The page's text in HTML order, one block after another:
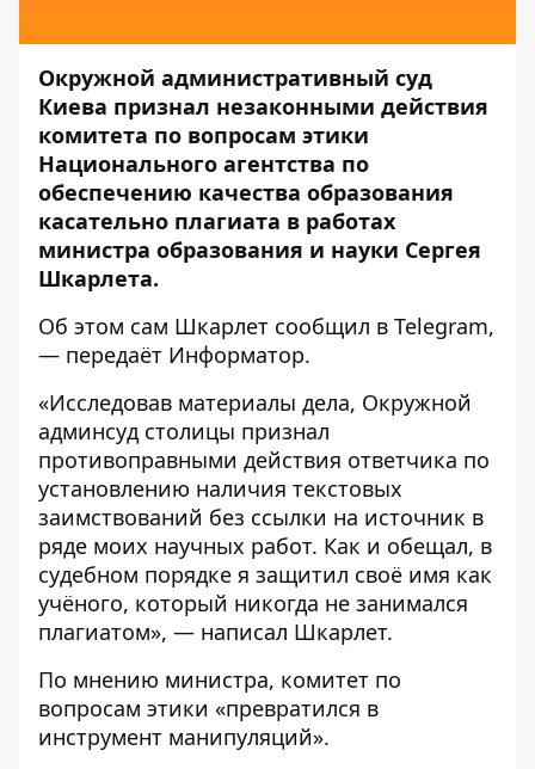
Окружной административный суд
Киева признал незаконными действия
комитета по вопросам этики
Национального агентства по
обеспечению качества образования
касательно плагиата в работах
министра образования и науки Сергея
Шкарлета.
Об этом сам Шкарлет сообщил в Telegram,
— передаёт Информатор.
«Исследовав материалы дела, Окружной
админсуд столицы признал
противоправными действия ответчика по
установлению наличия текстовых
заимствований без ссылки на источник в
ряде моих научных работ. Как и обещал, в
судебном порядке я защитил своё имя как
учёного, который никогда не занимался
плагиатом», — написал Шкарлет.
По мнению министра, комитет по
вопросам этики «превратился в
инструмент манипуляций».